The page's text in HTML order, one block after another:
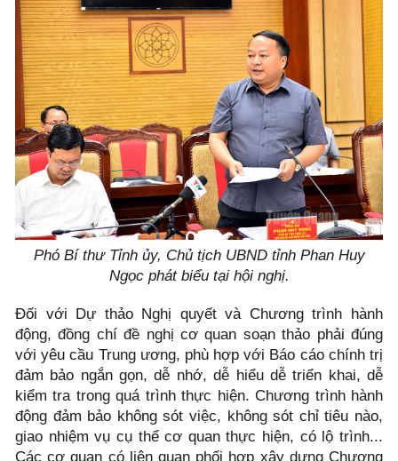
Phó Bí thư Tỉnh ủy, Chủ tịch UBND tỉnh Phan Huy
Ngọc phát biểu tại hội nghị.
Đối với Dự thảo Nghị quyết và Chương trình hành
động, đồng chí đề nghị cơ quan soạn thảo phải đúng
với yêu cầu Trung ương, phù hợp với Báo cáo chính trị
đảm bảo ngắn gọn, dễ nhớ, dễ hiểu dễ triển khai, dễ
kiểm tra trong quá trình thực hiện. Chương trình hành
động đảm bảo không sót việc, không sót chỉ tiêu nào,
giao nhiệm vụ cụ thể cơ quan thực hiện, có lộ trình...
Các cơ quan có liên quan phối hợp xây dựng Chương